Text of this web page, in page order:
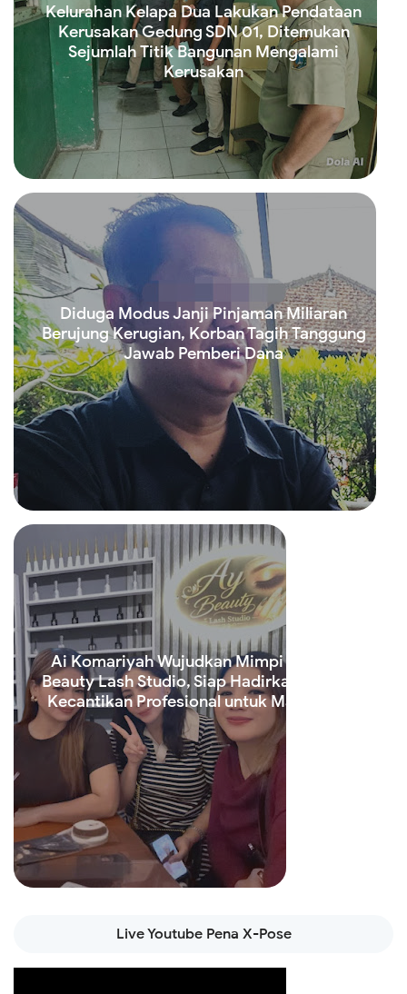
Kelurahan Kelapa Dua Lakukan Pendataan
Kerusakan Gedung SDN 01, Ditemukan
Sejumlah Titik Bangunan Mengalami
Kerusakan
Read more
Diduga Modus Janji Pinjaman Miliaran
Berujung Kerugian, Korban Tagih Tanggung
Jawab Pemberi Dana
Ai Komariyah Wujudkan Mimpi Lewat Ay
Beauty Lash Studio, Siap Hadirkan Layanan
Kecantikan Profesional untuk Masyarakat
Read more
Live Youtube Pena X-Pose